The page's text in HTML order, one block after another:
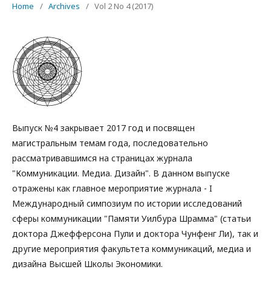
Home / Archives / Vol 2 No 4 (2017)
Выпуск №4 закрывает 2017 год и посвящен
магистральным темам года, последовательно
рассматривавшимся на страницах журнала
"Коммуникации. Медиа. Дизайн". В данном выпуске
отражены как главное мероприятие журнала - I
Международный симпозиум по истории исследований
сферы коммуникации "Памяти Уилбура Шрамма" (статьи
доктора Джефферсона Пули и доктора Чунфенг Ли), так и
другие мероприятия факультета коммуникаций, медиа и
дизайна Высшей Школы Экономики.